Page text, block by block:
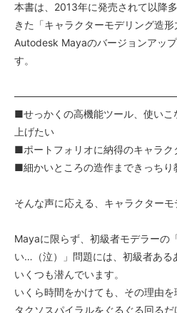
本書は、2013年に発売されて以降
きた「キャラクターモデリング造形
Autodesk Mayaのバージョンアッ
す。
■せっかくの高機能ツール、使い
上げたい
■ポートフォリオに納得のキャラク
■細かいところの造作まできっちり
そんな声に応える、キャラクターモ
Mayaに限らず、初級者モデラーの
い…（泣）」問題には、初級者ある
いくつも潜んでいます。
いくら時間をかけても、その理由
タクソスパイラルをぐるぐる回るだ